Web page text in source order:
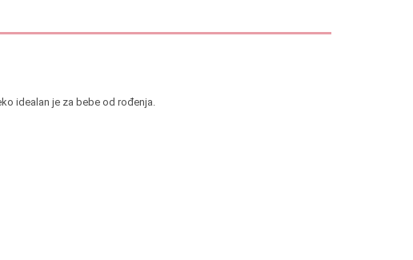
idealan je za bebe od rođenja.